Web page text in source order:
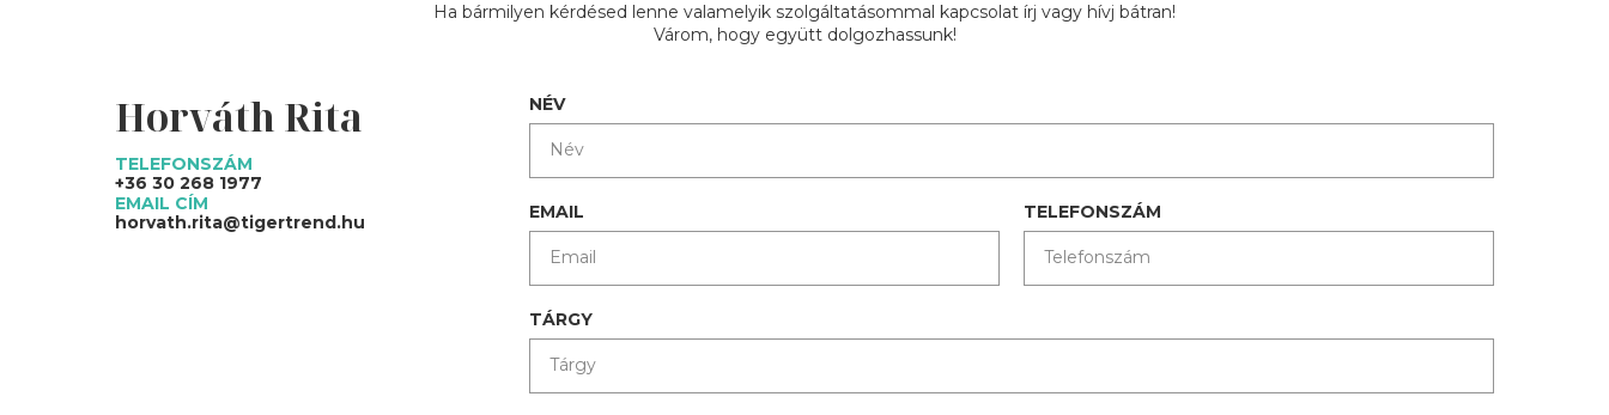
Ha bármilyen kérdésed lenne valamelyik szolgáltatásommal kapcsolat írj vagy hívj bátran!
Várom, hogy együtt dolgozhassunk!
Horváth Rita
TELEFONSZÁM
+36 30 268 1977
EMAIL CÍM
horvath.rita@tigertrend.hu
NÉV
EMAIL TELEFONSZÁM
TÁRGY